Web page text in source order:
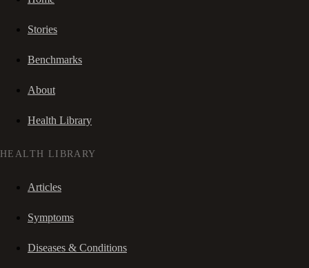
Stories
Benchmarks
About
Health Library
HEALTH LIBRARY
Articles
Symptoms
Diseases & Conditions